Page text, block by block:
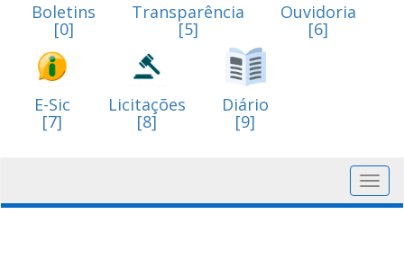
Boletins
[0]
Transparência
[5]
Ouvidoria
[6]
E-Sic
[7]
Licitações
[8]
Diário
[9]